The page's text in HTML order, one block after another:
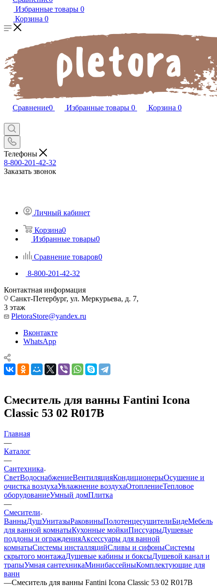
Избранные товары 0
Корзина 0
Сравнение0 Избранные товары 0 Корзина 0
Телефоны
8-800-201-42-32
Заказать звонок
Личный кабинет
Корзина0
Избранные товары0
Сравнение товаров0
8-800-201-42-32
Контактная информация
Санкт-Петербург, ул. Меркурьева, д. 7,
3 этаж
PletoraStore@yandex.ru
Вконтакте
WhatsApp
Смеситель для ванны Fantini Icona
Classic 53 02 R017B
Главная
—
Каталог
—
Сантехника
СветВодоснабжениеВентиляцияКондиционерыОсушение и
очистка воздухаУвлажнение воздухаОтоплениеТепловое
оборудованиеУмный домПлитка
—
Смесители
ВанныДушУнитазыРаковиныПолотенцесушителиБидеМебель
для ванной комнатыКухонные мойкиПиссуарыДушевые
поддоны и огражденияАксессуары для ванной
комнатыСистемы инсталляцийСливы и сифоныСистемы
скрытого монтажаДушевые кабины и боксыДушевой канал и
трапыУмная сантехникаМинибассейныКомплектующие для
ванн
—Смеситель для ванны Fantini Icona Classic 53 02 R017B